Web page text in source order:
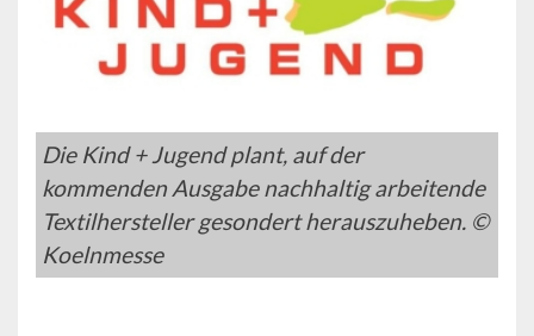
Die Kind + Jugend plant, auf der
kommenden Ausgabe nachhaltig arbeitende
Textilhersteller gesondert herauszuheben. ©
Koelnmesse